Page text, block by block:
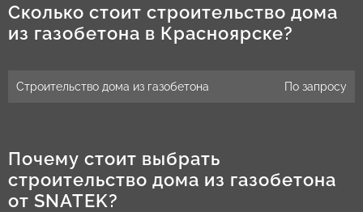
Сколько стоит строительство дома
из газобетона в Красноярске?
Строительство дома из газобетона По запросу
Почему стоит выбрать
строительство дома из газобетона
от SNATEK?